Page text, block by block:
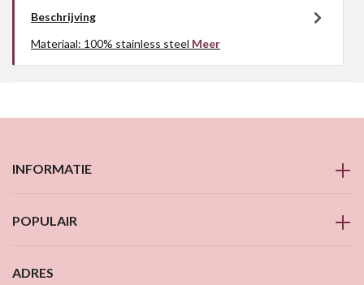
Beschrijving
Materiaal: 100% stainless steel Meer
INFORMATIE
POPULAIR
ADRES